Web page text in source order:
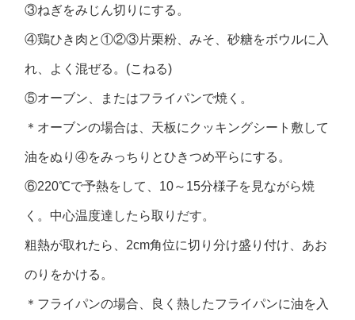
③ねぎをみじん切りにする。
④鶏ひき肉と①②③片栗粉、みそ、砂糖をボウルに入
れ、よく混ぜる。(こねる)
⑤オーブン、またはフライパンで焼く。
＊オーブンの場合は、天板にクッキングシート敷して
油をぬり④をみっちりとひきつめ平らにする。
⑥220℃で予熱をして、10～15分様子を見ながら焼
く。中心温度達したら取りだす。
粗熱が取れたら、2cm角位に切り分け盛り付け、あお
のりをかける。
＊フライパンの場合、良く熱したフライパンに油を入